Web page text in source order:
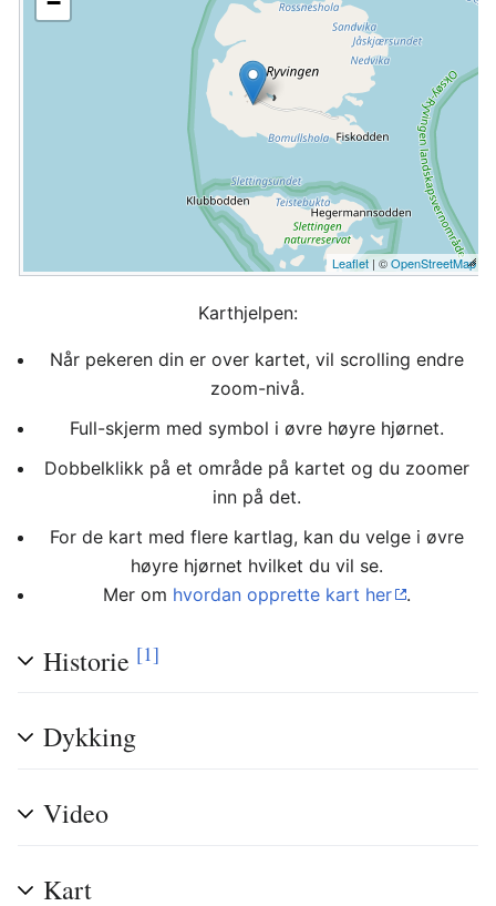
Leaflet | ©OpenStreetMap
Karthjelpen:
Når pekeren din er over kartet, vil scrolling endre
zoom-nivå.
Full-skjerm med symbol i øvre høyre hjørnet.
Dobbelklikk på et område på kartet og du zoomer
inn på det.
For de kart med flere kartlag, kan du velge i øvre
høyre hjørnet hvilket du vil se.
Mer om hvordan opprette kart her .
Historie [1]
Dykking
Video
Kart